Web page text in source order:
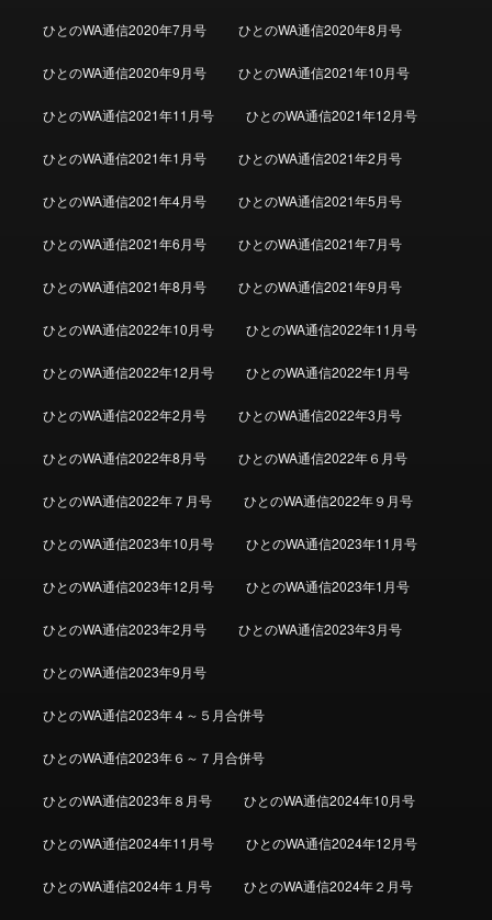
ひとのWA通信2020年7月号 ひとのWA通信2020年8月号
ひとのWA通信2020年9月号 ひとのWA通信2021年10月号
ひとのWA通信2021年11月号 ひとのWA通信2021年12月号
ひとのWA通信2021年1月号 ひとのWA通信2021年2月号
ひとのWA通信2021年4月号 ひとのWA通信2021年5月号
ひとのWA通信2021年6月号 ひとのWA通信2021年7月号
ひとのWA通信2021年8月号 ひとのWA通信2021年9月号
ひとのWA通信2022年10月号 ひとのWA通信2022年11月号
ひとのWA通信2022年12月号 ひとのWA通信2022年1月号
ひとのWA通信2022年2月号 ひとのWA通信2022年3月号
ひとのWA通信2022年8月号 ひとのWA通信2022年６月号
ひとのWA通信2022年７月号 ひとのWA通信2022年９月号
ひとのWA通信2023年10月号 ひとのWA通信2023年11月号
ひとのWA通信2023年12月号 ひとのWA通信2023年1月号
ひとのWA通信2023年2月号 ひとのWA通信2023年3月号
ひとのWA通信2023年9月号
ひとのWA通信2023年４～５月合併号
ひとのWA通信2023年６～７月合併号
ひとのWA通信2023年８月号 ひとのWA通信2024年10月号
ひとのWA通信2024年11月号 ひとのWA通信2024年12月号
ひとのWA通信2024年１月号 ひとのWA通信2024年２月号